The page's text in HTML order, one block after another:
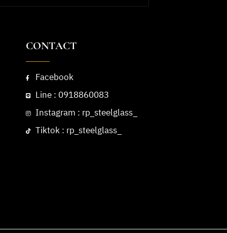
CONTACT
Facebook
Line : 0918860083
Instagram : rp_steelglass_
Tiktok : rp_steelglass_